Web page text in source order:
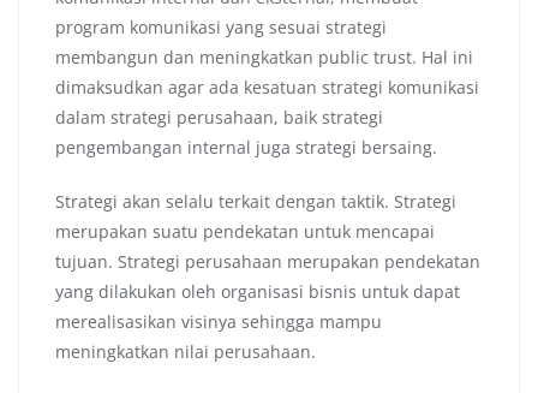
program komunikasi yang sesuai strategi
membangun dan meningkatkan public trust. Hal ini
dimaksudkan agar ada kesatuan strategi komunikasi
dalam strategi perusahaan, baik strategi
pengembangan internal juga strategi bersaing.
Strategi akan selalu terkait dengan taktik. Strategi
merupakan suatu pendekatan untuk mencapai
tujuan. Strategi perusahaan merupakan pendekatan
yang dilakukan oleh organisasi bisnis untuk dapat
merealisasikan visinya sehingga mampu
meningkatkan nilai perusahaan.